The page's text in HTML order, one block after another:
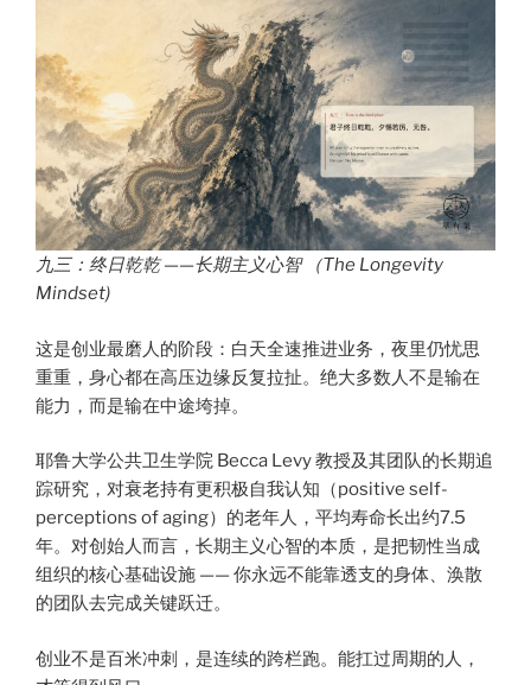
九三：终日乾乾 ——长期主义心智 （The Longevity
Mindset)
这是创业最磨人的阶段：白天全速推进业务，夜里仍忧思
重重，身心都在高压边缘反复拉扯。绝大多数人不是输在
能力，而是输在中途垮掉。
耶鲁大学公共卫生学院 Becca Levy 教授及其团队的长期追
踪研究，对衰老持有更积极自我认知（positive self-
perceptions of aging）的老年人，平均寿命长出约7.5
年。对创始人而言，长期主义心智的本质，是把韧性当成
组织的核心基础设施 —— 你永远不能靠透支的身体、涣散
的团队去完成关键跃迁。
创业不是百米冲刺，是连续的跨栏跑。能扛过周期的人，